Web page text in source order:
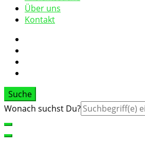
Über uns
Kontakt
Suche
Suche
Wonach suchst Du?